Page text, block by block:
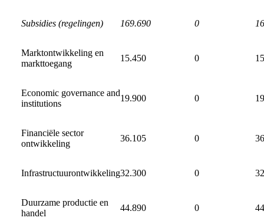
Subsidies (regelingen) 169.690 0
Marktontwikkeling en
markttoegang
15.450 0
Economic governance and
institutions
19.900 0
Financiële sector
ontwikkeling
36.105 0
Infrastructuurontwikkeling32.300 0
Duurzame productie en
handel
44.890 0